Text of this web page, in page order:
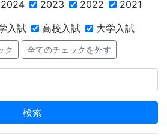
2024 2023 2022
2021
入試 高校入試 大学入試
ク 全てのチェックを外す
検索